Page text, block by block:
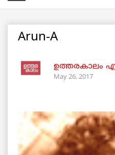
Arun-A
ഉത്തരകാലം
May 26, 2017